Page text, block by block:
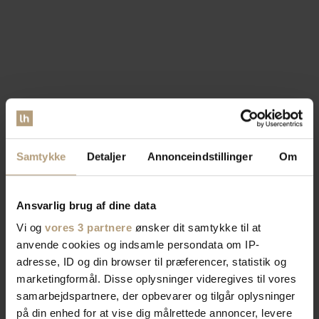
Samtykke Detaljer Annonceindstillinger Om
Ansvarlig brug af dine data
Vi og vores 3 partnere ønsker dit samtykke til at
anvende cookies og indsamle persondata om IP-
adresse, ID og din browser til præferencer, statistik og
marketingformål. Disse oplysninger videregives til vores
samarbejdspartnere, der opbevarer og tilgår oplysninger
på din enhed for at vise dig målrettede annoncer, levere